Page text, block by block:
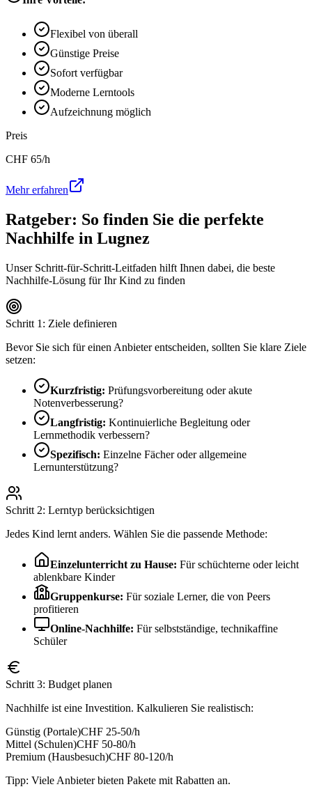
Flexibel von überall
Günstige Preise
Sofort verfügbar
Moderne Lerntools
Aufzeichnung möglich
Preis
CHF 65/h
Mehr erfahren
Ratgeber: So finden Sie die perfekte
Nachhilfe in Lugnez
Unser Schritt-für-Schritt-Leitfaden hilft Ihnen dabei, die beste
Nachhilfe-Lösung für Ihr Kind zu finden
Schritt 1: Ziele definieren
Bevor Sie sich für einen Anbieter entscheiden, sollten Sie klare Ziele
setzen:
Kurzfristig: Prüfungsvorbereitung oder akute
Notenverbesserung?
Langfristig: Kontinuierliche Begleitung oder
Lernmethodik verbessern?
Spezifisch: Einzelne Fächer oder allgemeine
Lernunterstützung?
Schritt 2: Lerntyp berücksichtigen
Jedes Kind lernt anders. Wählen Sie die passende Methode:
Einzelunterricht zu Hause: Für schüchterne oder leicht
ablenkbare Kinder
Gruppenkurse: Für soziale Lerner, die von Peers
profitieren
Online-Nachhilfe: Für selbstständige, technikaffine
Schüler
Schritt 3: Budget planen
Nachhilfe ist eine Investition. Kalkulieren Sie realistisch:
Günstig (Portale)CHF 25-50/h
Mittel (Schulen)CHF 50-80/h
Premium (Hausbesuch)CHF 80-120/h
Tipp: Viele Anbieter bieten Pakete mit Rabatten an.